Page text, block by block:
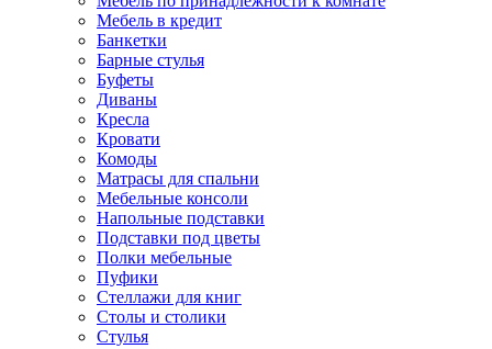
Мебель в кредит
Банкетки
Барные стулья
Буфеты
Диваны
Кресла
Кровати
Комоды
Матрасы для спальни
Мебельные консоли
Напольные подставки
Подставки под цветы
Полки мебельные
Пуфики
Стеллажи для книг
Столы и столики
Стулья